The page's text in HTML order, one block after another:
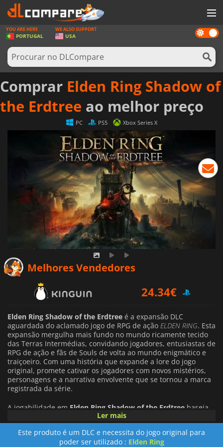
JOGOS
GAME CARDS
SOFTWARE
REWARDS
HARDWARE
ENTRAR OU REGISTAR
Dark
mode
YOU ARE HERE
PORTUGAL
WE ALSO SUPPORT
USA
Comprar Elden Ring Shadow of
the Erdtree ao melhor preço
PC PS5 Xbox Series X
Melhores Vendedores
24.34€
31.49€
Elden Ring Shadow of the Erdtree é a expansão DLC
aguardada do aclamado jogo de RPG de ação ELDEN RING. Esta
expansão mergulha mais fundo no mundo ricamente tecido
das Terras Intermédias, convidando jogadores, entusiastas de
RPG de ação e fãs de Souls de volta ao mundo enigmático e
traiçoeiro. Com uma história que expande a lore do jogo
original, promete cativar os jogadores com novos mistérios,
personagens e a narrativa envolvente que se tornou a marca
registrada da série.
A jogabilidade em Elden Ring Shadow of the Erdtree baseia-
se na sólida fundação de seu antecessor, oferecendo aos
jogadores uma experiência ainda mais intensa através de
mecânicas aprimoradas, novas habilidades, armas e magia.
Veteranos e novatos serão desafiados por inimigos inéditos e
Ler mais
Este produto é um DLC e necessita do jogo original para
poder ser utilizado : Elden Ring